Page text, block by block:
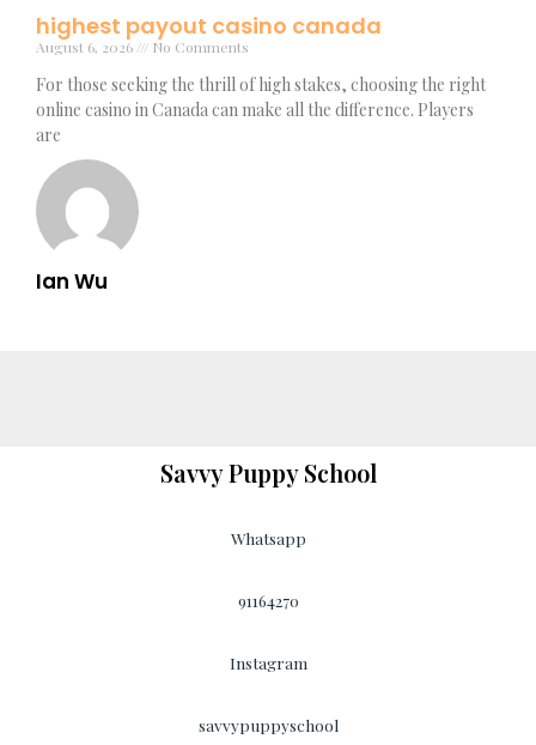
Ian Wu
highest payout casino canada
August 6, 2026 No Comments
For those seeking the thrill of high stakes, choosing the right
online casino in Canada can make all the difference. Players
are
Savvy Puppy School
Whatsapp
91164270
Instagram
savvypuppyschool